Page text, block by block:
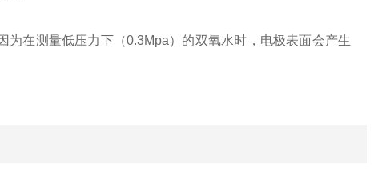
在测量低压力下（0.3Mpa）的双氧水时，电极表面会产生